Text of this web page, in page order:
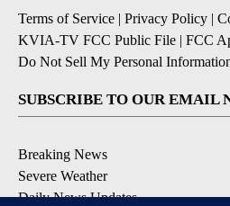
Terms of Service | Privacy Policy |
KVIA-TV FCC Public File | FCC
Do Not Sell My Personal
SUBSCRIBE TO OUR EMAIL
Breaking News
Severe Weather
Daily News Updates